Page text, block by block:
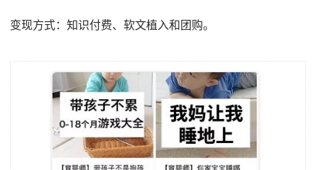
变现方式：知识付费、软文植入和团购。